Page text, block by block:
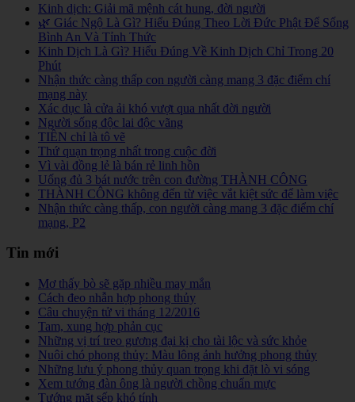
Kinh dịch: Giải mã mệnh cát hung, đời người
🌿 Giác Ngộ Là Gì? Hiểu Đúng Theo Lời Đức Phật Để Sống
Bình An Và Tỉnh Thức
Kinh Dịch Là Gì? Hiểu Đúng Về Kinh Dịch Chỉ Trong 20
Phút
Nhận thức càng thấp con người càng mang 3 đặc điểm chí
mạng này
Xác dục là cửa ải khó vượt qua nhất đời người
Người sống độc lai độc vãng
TIỀN chỉ là tô vẽ
Thứ quạn trọng nhất trong cuộc đời
Vì vài đồng lẻ là bán rẻ linh hồn
Uống đủ 3 bát nước trên con đường THÀNH CÔNG
THÀNH CÔNG không đến từ việc vắt kiệt sức để làm việc
Nhận thức càng thấp, con người càng mang 3 đặc điểm chí
mạng, P2
Tin mới
Mơ thấy bò sẽ gặp nhiều may mắn
Cách đeo nhẫn hợp phong thủy
Câu chuyện tử vi tháng 12/2016
Tam, xung hợp phản cục
Những vị trí treo gương đại kị cho tài lộc và sức khỏe
Nuôi chó phong thủy: Màu lông ảnh hưởng phong thủy
Những lưu ý phong thủy quan trọng khi đặt lò vi sóng
Xem tướng đàn ông là người chồng chuẩn mực
Tướng mặt sếp khó tính